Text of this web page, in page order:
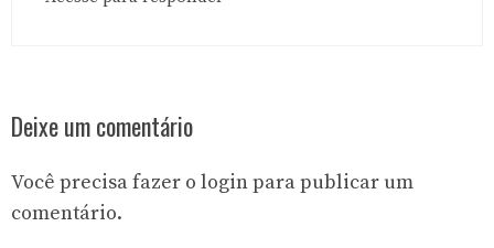
Deixe um comentário
Você precisa fazer o loginpara publicar um
comentário.